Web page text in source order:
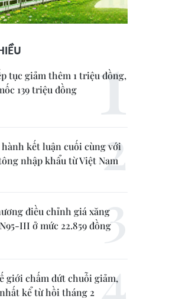
tục giảm thêm 1 triệu đồng,
139 triệu đồng
hành kết luận cuối cùng với
nhập khẩu từ Việt Nam
điều chỉnh giá xăng
III ở mức 22.859 đồng
giới chấm dứt chuỗi giảm,
kể từ hồi tháng 2